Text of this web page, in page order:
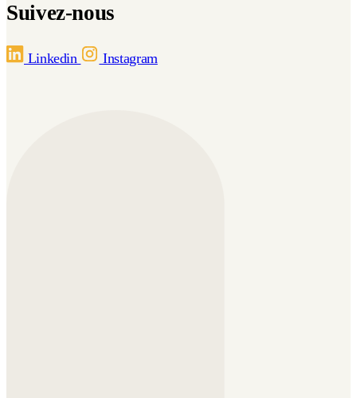
Suivez-nous
Linkedin Instagram